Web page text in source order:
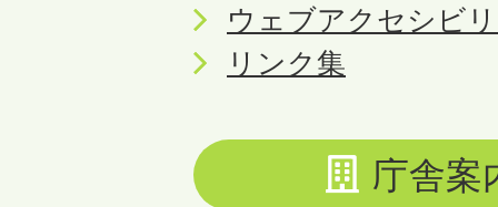
ウェブアクセシビ
リンク集
庁舎案